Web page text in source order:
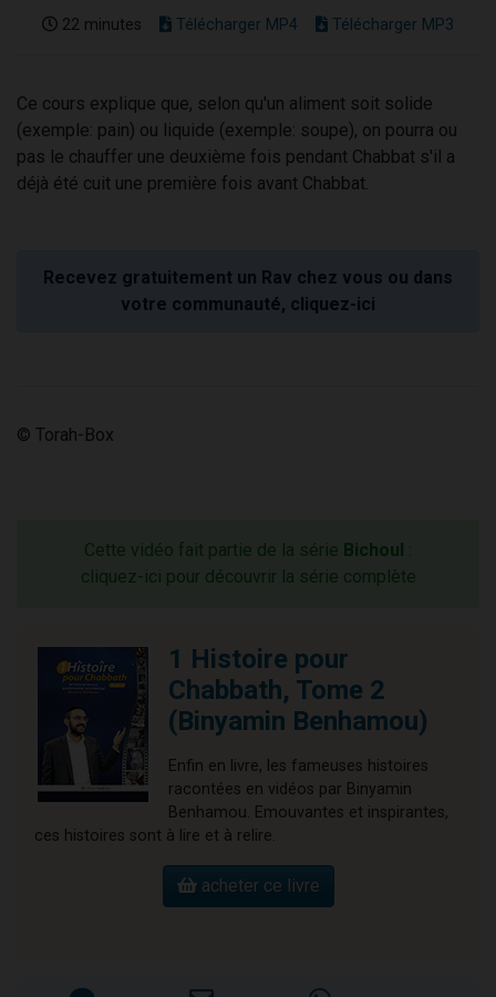
22 minutes Télécharger MP4 Télécharger MP3
Ce cours explique que, selon qu'un aliment soit solide
(exemple: pain) ou liquide (exemple: soupe), on pourra ou
pas le chauffer une deuxième fois pendant Chabbat s'il a
déjà été cuit une première fois avant Chabbat.
Recevez gratuitement un Rav chez vous ou dans
votre communauté, cliquez-ici
© Torah-Box
Cette vidéo fait partie de la série Bichoul :
cliquez-ici pour découvrir la série complète
1 Histoire pour
Chabbath, Tome 2
(Binyamin Benhamou)
Enfin en livre, les fameuses histoires
racontées en vidéos par Binyamin
Benhamou. Emouvantes et inspirantes,
ces histoires sont à lire et à relire.
acheter ce livre